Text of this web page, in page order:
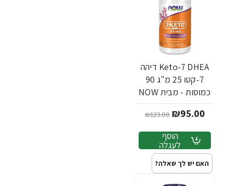
Keto-7 DHEA דיהה
7-קטו 25 מ"ג 90
כמוסות - מבית NOW
FOODS
₪95.00
₪123.00
הוסף
לעגלה
האם יש לך שאלה?